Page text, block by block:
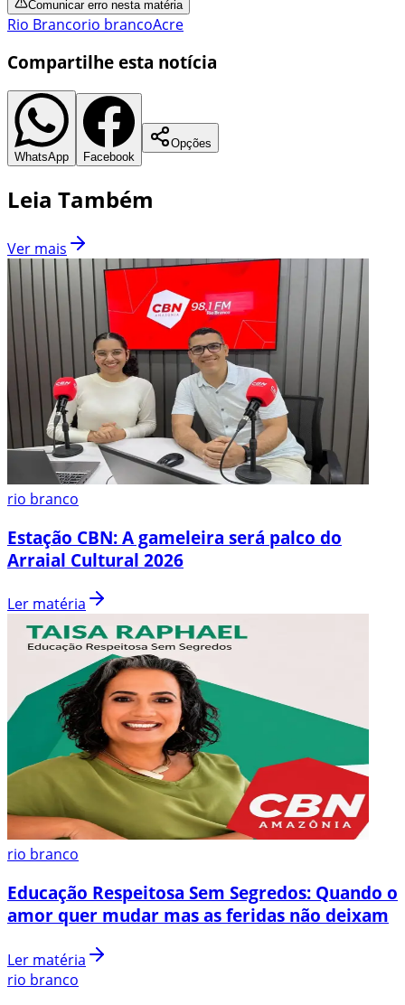
Comunicar erro nesta matéria
Rio Brancorio brancoAcre
Compartilhe esta notícia
WhatsApp Facebook
Opções
Leia Também
Ver mais
rio branco
Estação CBN: A gameleira será palco do
Arraial Cultural 2026
Ler matéria
rio branco
Educação Respeitosa Sem Segredos: Quando o
amor quer mudar mas as feridas não deixam
Ler matéria
rio branco